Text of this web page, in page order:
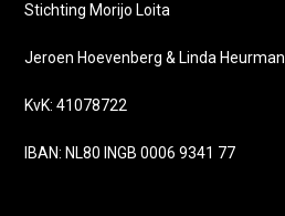
Stichting Morijo Loita
Jeroen Hoevenberg & Linda Heurman
KvK: 41078722
IBAN: NL80 INGB 0006 9341 77